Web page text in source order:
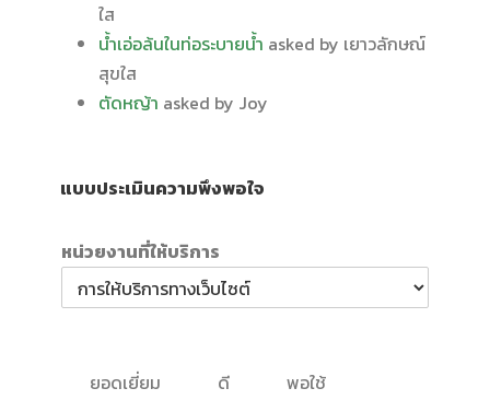
ใส
น้ำเอ่อล้นในท่อระบายน้ำ asked by เยาวลักษณ์
สุขใส
ตัดหญ้า asked by Joy
แบบประเมินความพึงพอใจ
หน่วยงานที่ให้บริการ
ยอดเยี่ยม ดี พอใช้